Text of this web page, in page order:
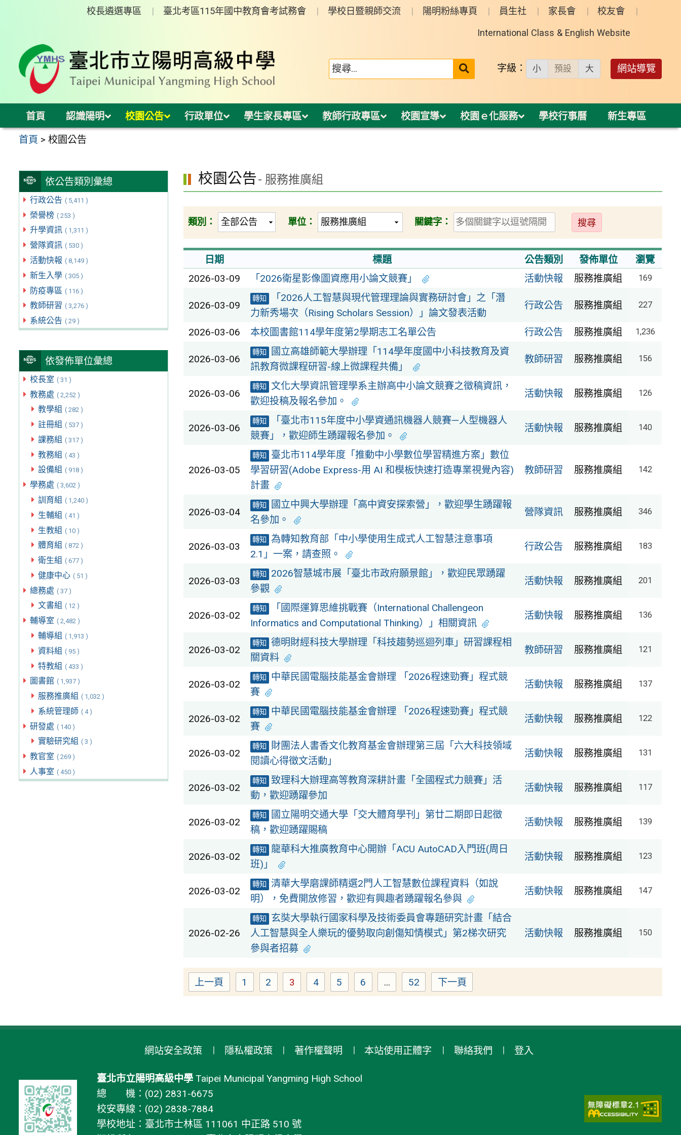
校長遴選專區 臺北考區115年國中教育會考試務會 學校日暨親師交流 陽明粉絲專頁 員生社 家長會 校友會
International Class & English Website
送出 字級： 小 預設 大 網站導覽
首頁 認識陽明 校園公告 行政單位 學生家長專區 教師行政專區 校園宣導 校園ｅ化服務 學校行事曆 新生專區
首頁 >校園公告
依公告類別彙總
行政公告 ( 5,411 )
榮譽榜 ( 253 )
升學資訊 ( 1,311 )
營隊資訊 ( 530 )
活動快報 ( 8,149 )
新生入學 ( 305 )
防疫專區 ( 116 )
教師研習 ( 3,276 )
系統公告 ( 29 )
依發佈單位彙總
校長室 ( 31 )
教務處 ( 2,252 )
教學組 ( 282 )
註冊組 ( 537 )
課務組 ( 317 )
教務組 ( 43 )
設備組 ( 918 )
學務處 ( 3,602 )
訓育組 ( 1,240 )
生輔組 ( 41 )
生教組 ( 10 )
體育組 ( 872 )
衛生組 ( 677 )
健康中心 ( 51 )
總務處 ( 37 )
文書組 ( 12 )
輔導室 ( 2,482 )
輔導組 ( 1,913 )
資料組 ( 95 )
特教組 ( 433 )
圖書館 ( 1,937 )
服務推廣組 ( 1,032 )
系統管理師 ( 4 )
研發處 ( 140 )
實驗研究組 ( 3 )
教官室 ( 269 )
人事室 ( 450 )
校園公告- 服務推廣組
類別： 單位： 關鍵字：
送
出
日期 標題 公告類別 發佈單位
瀏覽
2026-03-09
「2026衛星影像圖資應用小論文競賽」 活動快報 服務推廣組 169
2026-03-09
轉知
「2026人工智慧與現代管理理論與實務研討會」之「潛
力新秀場次（Rising Scholars Session）」論文發表活動
行政公告 服務推廣組 227
2026-03-06 本校圖書館114學年度第2學期志工名單公告 行政公告 服務推廣組 1,236
2026-03-06
轉知
國立高雄師範大學辦理「114學年度國中小科技教育及資
訊教育微課程研習-線上微課程共備」
教師研習 服務推廣組 156
2026-03-06
轉知
文化大學資訊管理學系主辦高中小論文競賽之徵稿資訊，
歡迎投稿及報名參加。
活動快報 服務推廣組 126
2026-03-06
轉知
「臺北市115年度中小學資通訊機器人競賽—人型機器人
競賽」，歡迎師生踴躍報名參加。
活動快報 服務推廣組 140
2026-03-05
轉知
臺北市114學年度「推動中小學數位學習精進方案」數位
學習研習(Adobe Express-用 AI 和模板快速打造專業視覺內容)
計畫
教師研習 服務推廣組 142
2026-03-04
轉知
國立中興大學辦理「高中資安探索營」，歡迎學生踴躍報
名參加。
營隊資訊 服務推廣組 346
2026-03-03
轉知
為轉知教育部「中小學使用生成式人工智慧注意事項
2.1」一案，請查照。
行政公告 服務推廣組 183
2026-03-03
轉知
2026智慧城市展「臺北市政府願景館」，歡迎民眾踴躍
參觀
活動快報 服務推廣組 201
2026-03-02
轉知
「國際運算思維挑戰賽（International Challengeon
Informatics and Computational Thinking）」相關資訊
活動快報 服務推廣組 136
2026-03-02
轉知
德明財經科技大學辦理「科技趨勢巡迴列車」研習課程相
關資料
教師研習 服務推廣組 121
2026-03-02
轉知
中華民國電腦技能基金會辦理 「2026程速勁賽」程式競
賽
活動快報 服務推廣組 137
2026-03-02
轉知
中華民國電腦技能基金會辦理 「2026程速勁賽」程式競
賽
活動快報 服務推廣組 122
2026-03-02
轉知
財團法人書香文化教育基金會辦理第三屆「六大科技領域
閱讀心得徵文活動」
活動快報 服務推廣組 131
2026-03-02
轉知
致理科大辦理高等教育深耕計畫「全國程式力競賽」活
動，歡迎踴躍參加
活動快報 服務推廣組 117
2026-03-02
轉知
國立陽明交通大學「交大體育學刊」第廿二期即日起徵
稿，歡迎踴躍賜稿
活動快報 服務推廣組 139
2026-03-02
轉知
龍華科大推廣教育中心開辦「ACU AutoCAD入門班(周日
班)」
活動快報 服務推廣組 123
2026-03-02
轉知
清華大學磨課師精選2門人工智慧數位課程資料（如說
明），免費開放修習，歡迎有興趣者踴躍報名參與
活動快報 服務推廣組 147
2026-02-26
轉知
玄奘大學執行國家科學及技術委員會專題研究計畫「結合
人工智慧與全人樂玩的優勢取向創傷知情模式」第2梯次研究
參與者招募
活動快報 服務推廣組 150
上一頁 Page
1 Page
2 Page
3 Page
4 Page
5 Page
6 ... Page
52 下一頁
網站安全政策 隱私權政策 著作權聲明 本站使用正體字 聯絡我們 登入
臺北市立陽明高級中學Taipei Municipal Yangming High School
總 機：(02) 2831-6675
校安專線：(02) 2838-7884
學校地址：臺北市士林區 111061 中正路 510 號